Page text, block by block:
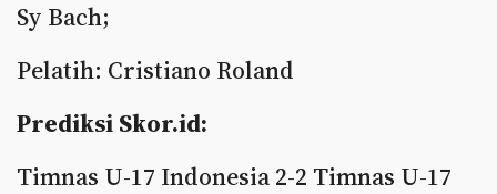
Sy Bach;
Pelatih: Cristiano Roland
Prediksi Skor.id:
Timnas U-17 Indonesia 2-2 Timnas U-17